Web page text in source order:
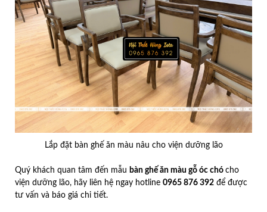
Lắp đặt bàn ghế ăn màu nâu cho viện dưỡng lão
Quý khách quan tâm đến mẫu bàn ghế ăn màu gỗ óc chó cho
viện dưỡng lão, hãy liên hệ ngay hotline 0965 876 392 để được
tư vấn và báo giá chi tiết.